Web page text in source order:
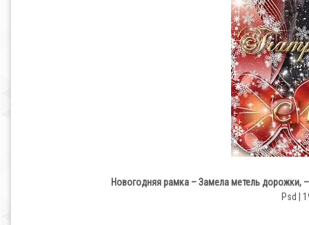
Новогодняя рамка – Замела метель дорожки,
Psd |